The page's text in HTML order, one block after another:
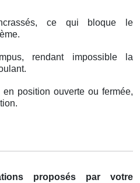
ce qui bloque le
rendant impossible la
position ouverte ou fermée,
proposés par votre